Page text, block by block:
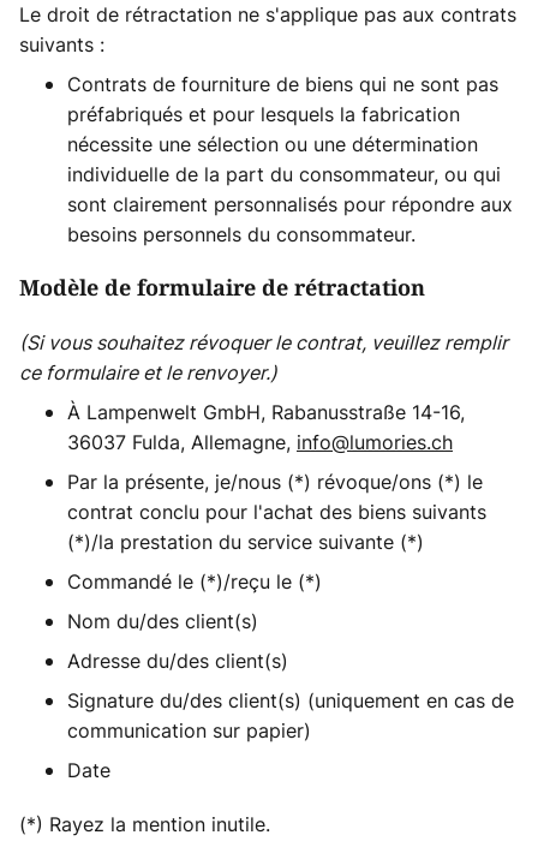
Le droit de rétractation ne s'applique pas aux contrats
suivants :
Contrats de fourniture de biens qui ne sont pas
préfabriqués et pour lesquels la fabrication
nécessite une sélection ou une détermination
individuelle de la part du consommateur, ou qui
sont clairement personnalisés pour répondre aux
besoins personnels du consommateur.
Modèle de formulaire de rétractation
(Si vous souhaitez révoquer le contrat, veuillez remplir
ce formulaire et le renvoyer.)
À Lampenwelt GmbH, Rabanusstraße 14-16,
36037 Fulda, Allemagne, info@lumories.ch
Par la présente, je/nous (*) révoque/ons (*) le
contrat conclu pour l'achat des biens suivants
(*)/la prestation du service suivante (*)
Commandé le (*)/reçu le (*)
Nom du/des client(s)
Adresse du/des client(s)
Signature du/des client(s) (uniquement en cas de
communication sur papier)
Date
(*) Rayez la mention inutile.